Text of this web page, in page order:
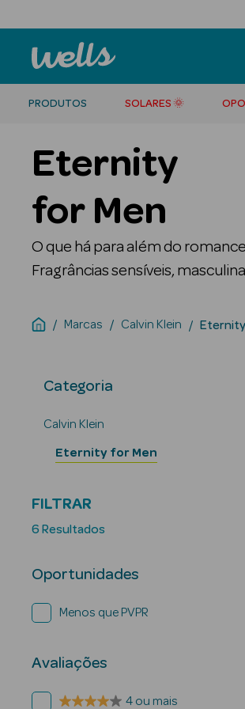
PRODUTOS SOLARES 🌞
Eternity
for Men
O que há para além do
Fragrâncias sensíveis,
Marcas Calvin Klein
Categoria
Calvin Klein
Eternity for Men
FILTRAR
6 Resultados
Oportunidades
Menos que PVPR
Avaliações
4 ou mais